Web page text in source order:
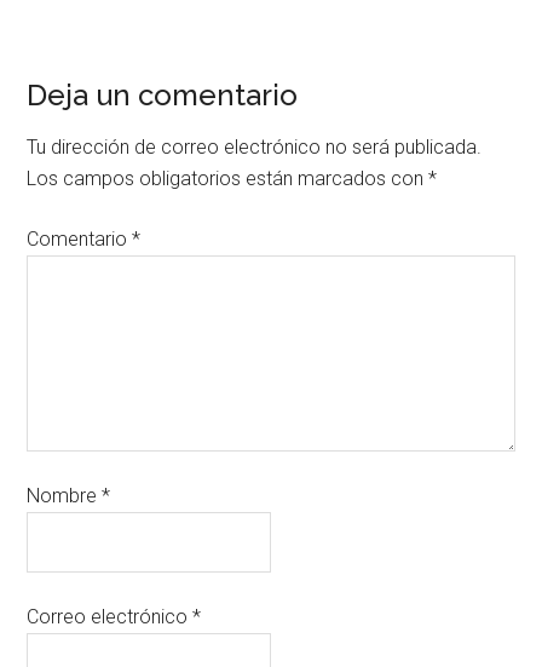
Deja un comentario
Tu dirección de correo electrónico no será publicada.
Los campos obligatorios están marcados con*
Comentario*
Nombre*
Correo electrónico*